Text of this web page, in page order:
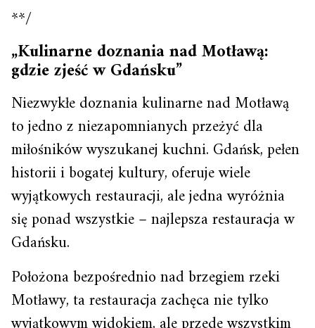
**/
„Kulinarne doznania nad Motławą:
gdzie zjeść w Gdańsku”
Niezwykłe doznania kulinarne nad Motławą
to jedno z niezapomnianych przeżyć dla
miłośników wyszukanej kuchni. Gdańsk, pełen
historii i bogatej kultury, oferuje wiele
wyjątkowych restauracji, ale jedna wyróżnia
się ponad wszystkie – najlepsza restauracja w
Gdańsku.
Położona bezpośrednio nad brzegiem rzeki
Motławy, ta restauracja zachęca nie tylko